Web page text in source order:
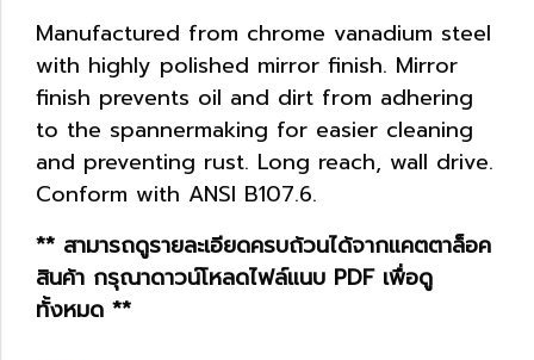
Manufactured from chrome vanadium steel
with highly polished mirror finish. Mirror
finish prevents oil and dirt from adhering
to the spannermaking for easier cleaning
and preventing rust. Long reach, wall drive.
Conform with ANSI B107.6.
** สามารถดูรายละเอียดครบถ้วนได้จากแคตตาล็อค
สินค้า กรุณาดาวน์โหลดไฟล์แนบ PDF เพื่อดู
ทั้งหมด **